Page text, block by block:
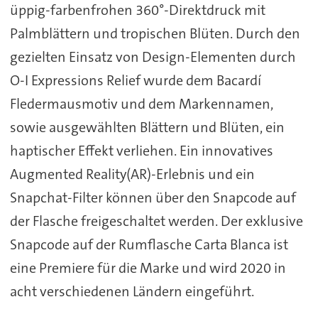
üppig-farbenfrohen 360°-Direktdruck mit
Palmblättern und tropischen Blüten. Durch den
gezielten Einsatz von Design-Elementen durch
O-I Expressions Relief wurde dem Bacardí
Fledermausmotiv und dem Markennamen,
sowie ausgewählten Blättern und Blüten, ein
haptischer Effekt verliehen. Ein innovatives
Augmented Reality(AR)-Erlebnis und ein
Snapchat-Filter können über den Snapcode auf
der Flasche freigeschaltet werden. Der exklusive
Snapcode auf der Rumflasche Carta Blanca ist
eine Premiere für die Marke und wird 2020 in
acht verschiedenen Ländern eingeführt.